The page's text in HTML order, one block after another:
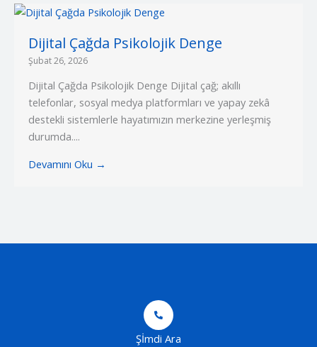
Dijital Çağda Psikolojik Denge
Şubat 26, 2026
Dijital Çağda Psikolojik Denge Dijital çağ; akıllı
telefonlar, sosyal medya platformları ve yapay zekâ
destekli sistemlerle hayatımızın merkezine yerleşmiş
durumda....
Devamını Oku →
Şİmdi Ara